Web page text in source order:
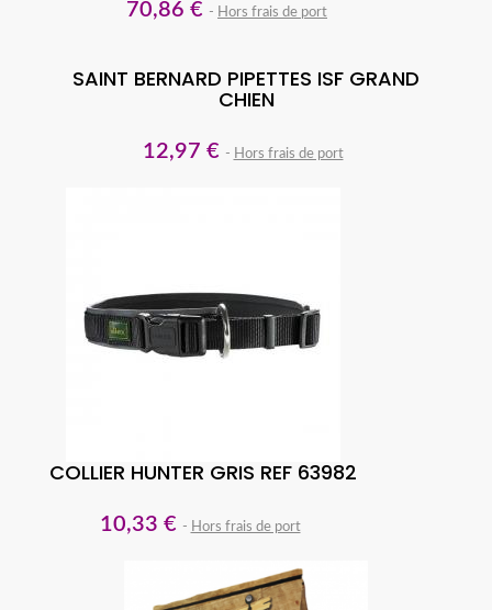
70,86 € Hors frais de port
SAINT BERNARD PIPETTES ISF GRAND
CHIEN
12,97 € Hors frais de port
COLLIER HUNTER GRIS REF 63982
10,33 € Hors frais de port